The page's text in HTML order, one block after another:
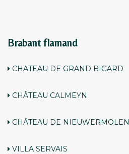
Brabant flamand
CHATEAU DE GRAND BIGARD
CHÂTEAU CALMEYN
CHÂTEAU DE NIEUWERMOLEN
VILLA SERVAIS